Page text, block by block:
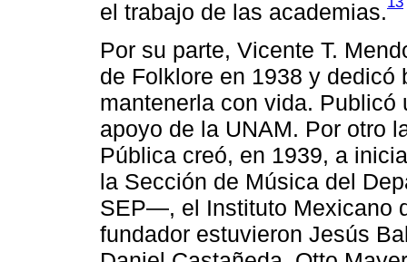
el trabajo de las academias.
Por su parte, Vicente T.
de Folklore en 1938 y dedicó
mantenerla con vida. Publicó
apoyo de la UNAM. Por otro
Pública creó, en 1939, a
la Sección de Música del
SEP―, el Instituto Mexicano
fundador estuvieron Jesús